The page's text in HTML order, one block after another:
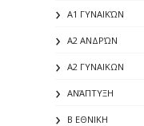
Α1 ΓΥΝΑΙΚΏΝ
Α2 ΑΝΔΡΏΝ
Α2 ΓΥΝΑΙΚΩΝ
ΑΝΆΠΤΥΞΗ
Β ΕΘΝΙΚΗ